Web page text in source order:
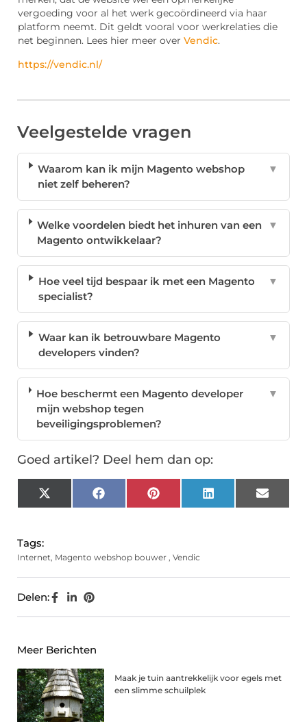
vergoeding voor al het werk gecoördineerd via haar
platform neemt. Dit geldt vooral voor werkrelaties die
net beginnen. Lees hier meer over Vendic.
https://vendic.nl/
Veelgestelde vragen
Waarom kan ik mijn Magento webshop
niet zelf beheren?
▼
Welke voordelen biedt het inhuren van een
Magento ontwikkelaar?
▼
Hoe veel tijd bespaar ik met een Magento
specialist?
▼
Waar kan ik betrouwbare Magento
developers vinden?
▼
Hoe beschermt een Magento developer
mijn webshop tegen
beveiligingsproblemen?
▼
Goed artikel? Deel hem dan op:
X
(Twitter)
FacebookPinterest LinkedIn Email
Tags:
Internet, Magento webshop bouwer , Vendic
Delen:
Meer Berichten
Maak je tuin aantrekkelijk voor egels met
een slimme schuilplek